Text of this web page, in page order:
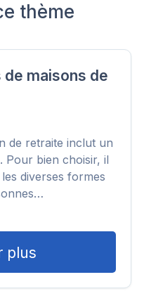
thème
maisons de
de retraite inclut un
Pour bien choisir, il
diverses formes
plus